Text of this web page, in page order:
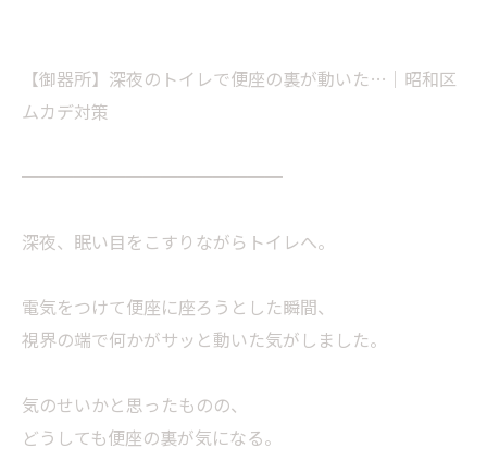
【御器所】深夜のトイレで便座の裏が動いた…｜昭和区
ムカデ対策
━━━━━━━━━━━━━━━
深夜、眠い目をこすりながらトイレへ。
電気をつけて便座に座ろうとした瞬間、
視界の端で何かがサッと動いた気がしました。
気のせいかと思ったものの、
どうしても便座の裏が気になる。